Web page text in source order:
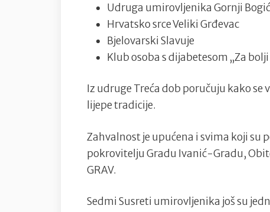
Udruga umirovljenika Gornji
Hrvatsko srce Veliki Grđevac
Bjelovarski Slavuje
Klub osoba s dijabetesom „Za
Iz udruge Treća dob poručuju kako se
lijepe tradicije.
Zahvalnost je upućena i svima koji su
pokrovitelju Gradu Ivanić-Gradu,
GRAV.
Sedmi Susreti umirovljenika još su